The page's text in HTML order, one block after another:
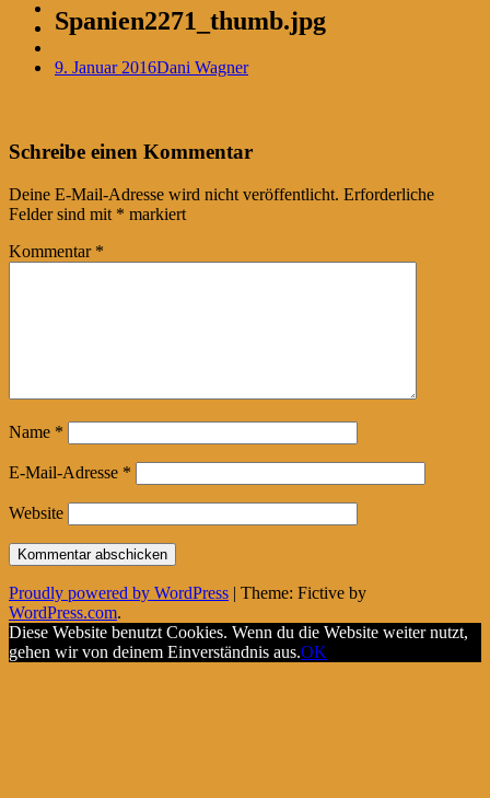
Spanien2271_thumb.jpg
9. Januar 2016Dani Wagner
Post
navigation
←
Schreibe einen Kommentar
Deine E-Mail-Adresse wird nicht veröffentlicht. Erforderliche
Felder sind mit * markiert
Kommentar *
Name *
E-Mail-Adresse *
Website
Proudly powered by WordPress | Theme: Fictive by
WordPress.com.
Diese Website benutzt Cookies. Wenn du die Website weiter nutzt,
gehen wir von deinem Einverständnis aus.OK